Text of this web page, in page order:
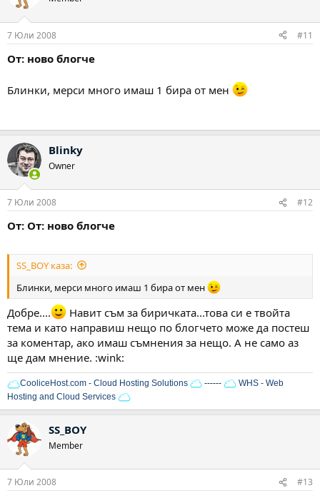
7 Юли 2008 #11
От: ново блогче
Блинки, мерси много имаш 1 бира от мен
Blinky
Owner
7 Юли 2008 #12
От: От: ново блогче
SS_BOY каза:
Блинки, мерси много имаш 1 бира от мен
Добре....
Навит съм за биричката...това си е твойта
тема и като направиш нещо по блогчето може да постеш
за коментар, ако имаш съмнения за нещо. А не само аз
ще дам мнение. :wink:
CooliceHost.com - Cloud Hosting Solutions ------
WHS - Web
Hosting and Cloud Services
SS_BOY
Member
7 Юли 2008 #13